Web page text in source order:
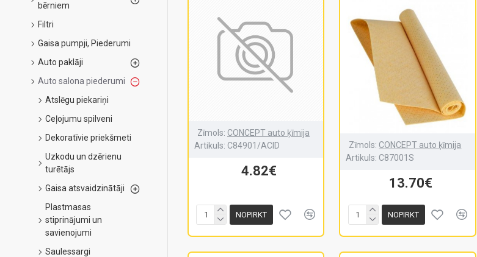
bērniem
Filtri
Gaisa pumpji, Piederumi
Auto paklāji
Auto salona piederumi
Atslēgu piekariņi
Ceļojumu spilveni
Dekoratīvie priekšmeti
Uzkodu un dzērienu
turētājs
Gaisa atsvaidzinātāji
Plastmasas
stiprinājumi un
savienojumi
Saulessargi
Zīmols: CONCEPT auto ķīmija
Artikuls: C84901/ACID
4.82€
NOPIRKT
Zīmols: CONCEPT auto ķīmija
Artikuls: C87001S
13.70€
NOPIRKT